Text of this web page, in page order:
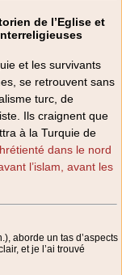
de l’Eglise et
et les survivants
se retrouvent sans
turc, de
Ils craignent que
à la Turquie de
dans le nord
l’islam, avant les
aborde un tas d’aspects
et je l’ai trouvé